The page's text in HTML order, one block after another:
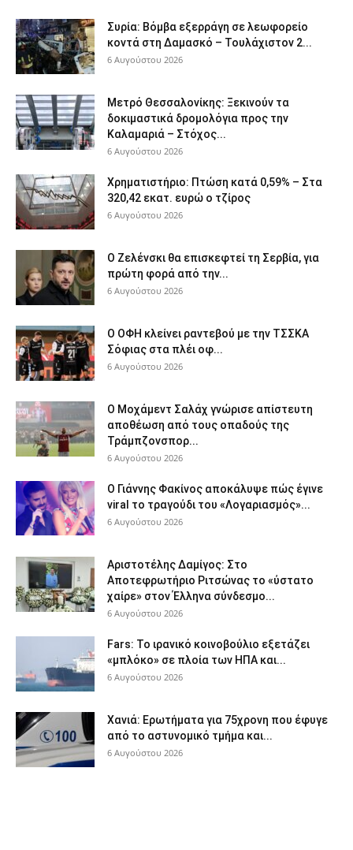
Συρία: Βόμβα εξερράγη σε λεωφορείο
κοντά στη Δαμασκό – Τουλάχιστον 2...
6 Αυγούστου 2026
Μετρό Θεσσαλονίκης: Ξεκινούν τα
δοκιμαστικά δρομολόγια προς την
Καλαμαριά – Στόχος...
6 Αυγούστου 2026
Χρηματιστήριο: Πτώση κατά 0,59% – Στα
320,42 εκατ. ευρώ ο τζίρος
6 Αυγούστου 2026
Ο Ζελένσκι θα επισκεφτεί τη Σερβία, για
πρώτη φορά από την...
6 Αυγούστου 2026
Ο ΟΦΗ κλείνει ραντεβού με την ΤΣΣΚΑ
Σόφιας στα πλέι οφ...
6 Αυγούστου 2026
Ο Μοχάμεντ Σαλάχ γνώρισε απίστευτη
αποθέωση από τους οπαδούς της
Τράμπζονσπορ...
6 Αυγούστου 2026
Ο Γιάννης Φακίνος αποκάλυψε πώς έγινε
viral το τραγούδι του «Λογαριασμός»...
6 Αυγούστου 2026
Αριστοτέλης Δαμίγος: Στο
Αποτεφρωτήριο Ριτσώνας το «ύστατο
χαίρε» στον Έλληνα σύνδεσμο...
6 Αυγούστου 2026
Fars: Το ιρανικό κοινοβούλιο εξετάζει
«μπλόκο» σε πλοία των ΗΠΑ και...
6 Αυγούστου 2026
Χανιά: Ερωτήματα για 75χρονη που έφυγε
από το αστυνομικό τμήμα και...
6 Αυγούστου 2026